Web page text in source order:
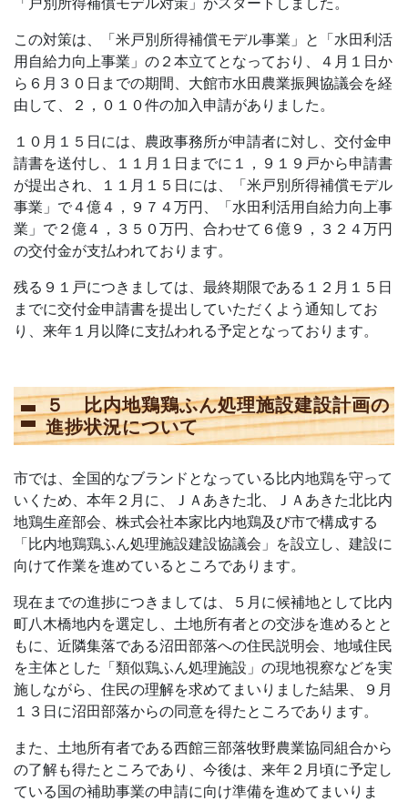
この対策は、「米戸別所得補償モデル事業」と「水田利活
用自給力向上事業」の２本立てとなっており、４月１日か
ら６月３０日までの期間、大館市水田農業振興協議会を経
由して、２，０１０件の加入申請がありました。
１０月１５日には、農政事務所が申請者に対し、交付金申
請書を送付し、１１月１日までに１，９１９戸から申請書
が提出され、１１月１５日には、「米戸別所得補償モデル
事業」で４億４，９７４万円、「水田利活用自給力向上事
業」で２億４，３５０万円、合わせて６億９，３２４万円
の交付金が支払われております。
残る９１戸につきましては、最終期限である１２月１５日
までに交付金申請書を提出していただくよう通知してお
り、来年１月以降に支払われる予定となっております。
５ 比内地鶏鶏ふん処理施設建設計画の
進捗状況について
市では、全国的なブランドとなっている比内地鶏を守って
いくため、本年２月に、ＪＡあきた北、ＪＡあきた北比内
地鶏生産部会、株式会社本家比内地鶏及び市で構成する
「比内地鶏鶏ふん処理施設建設協議会」を設立し、建設に
向けて作業を進めているところであります。
現在までの進捗につきましては、５月に候補地として比内
町八木橋地内を選定し、土地所有者との交渉を進めるとと
もに、近隣集落である沼田部落への住民説明会、地域住民
を主体とした「類似鶏ふん処理施設」の現地視察などを実
施しながら、住民の理解を求めてまいりました結果、９月
１３日に沼田部落からの同意を得たところであります。
また、土地所有者である西館三部落牧野農業協同組合から
の了解も得たところであり、今後は、来年２月頃に予定し
ている国の補助事業の申請に向け準備を進めてまいりま